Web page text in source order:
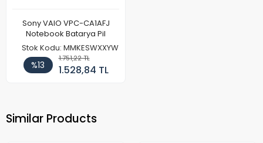
Sony VAIO VPC-CA1AFJ
Notebook Batarya Pil
Stok Kodu: MMKESWXXYW
%13
1.751,22 TL
1.528,84 TL
Similar Products